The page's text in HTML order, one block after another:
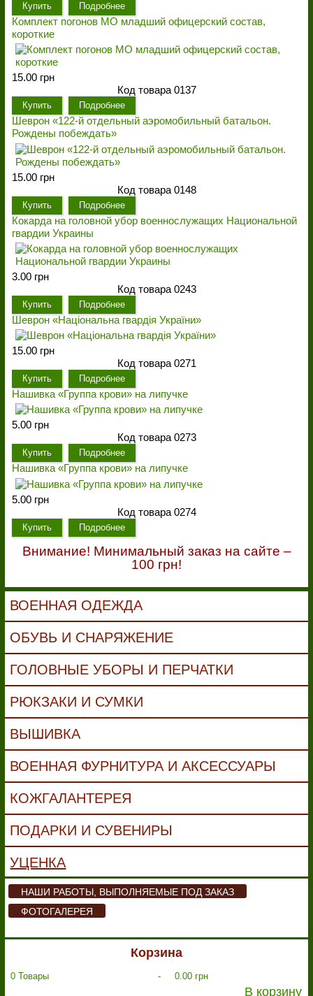
Купить Подробнее
Комплект погонов МО младший офицерский состав,
короткие
15.00 грн
Код товара 0137
Купить Подробнее
Шеврон «122-й отдельный аэромобильный батальон.
Рождены побеждать»
15.00 грн
Код товара 0148
Купить Подробнее
Кокарда на головной убор военнослужащих Национальной
гвардии Украины
3.00 грн
Код товара 0243
Купить Подробнее
Шеврон «Національна гвардія України»
15.00 грн
Код товара 0271
Купить Подробнее
Нашивка «Группа крови» на липучке
5.00 грн
Код товара 0273
Купить Подробнее
Нашивка «Группа крови» на липучке
5.00 грн
Код товара 0274
Купить Подробнее
Внимание! Минимальный заказ на сайте –
100 грн!
ВОЕННАЯ ОДЕЖДА
ОБУВЬ И СНАРЯЖЕНИЕ
ГОЛОВНЫЕ УБОРЫ И ПЕРЧАТКИ
РЮКЗАКИ И СУМКИ
ВЫШИВКА
ВОЕННАЯ ФУРНИТУРА И АКСЕССУАРЫ
КОЖГАЛАНТЕРЕЯ
ПОДАРКИ И СУВЕНИРЫ
УЦЕНКА
НАШИ РАБОТЫ, ВЫПОЛНЯЕМЫЕ ПОД ЗАКАЗ
ФОТОГАЛЕРЕЯ
Корзина
0 Товары - 0.00 грн
В корзину